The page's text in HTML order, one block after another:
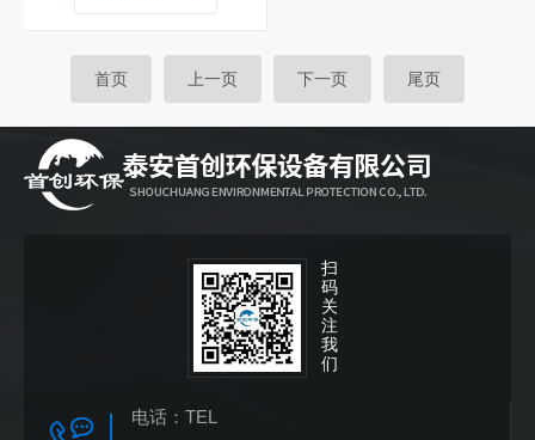
金属做成的薄膜空盒作为感应
盒的弹性移位，通过杠杆和传
向偏转时，指针就指示出气压
升高的变化量，反之，当指针
逆时针方向偏转时，指示出气
压降低的变化量。当空盒的弹
指针就停止转动，这时指针所
指示的气压值就是当时的大气
首页 上一页 下一页 尾页
扫
码
关
注
我
们
电话： TEL